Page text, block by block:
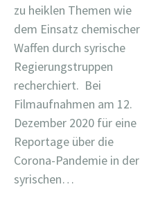
zu heiklen Themen wie
dem Einsatz chemischer
Waffen durch syrische
Regierungstruppen
recherchiert. Bei
Filmaufnahmen am 12.
Dezember 2020 für eine
Reportage über die
Corona-Pandemie in der
syrischen…